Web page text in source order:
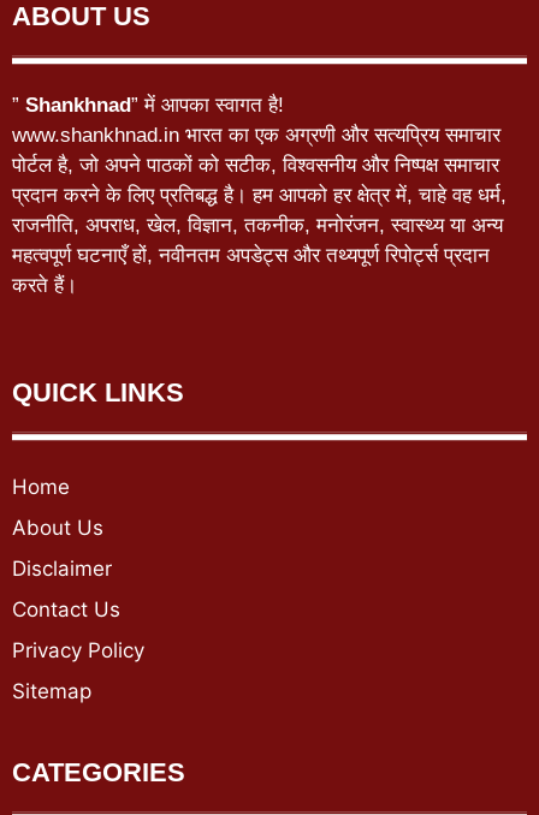
ABOUT US
” Shankhnad” में आपका स्वागत है!
www.shankhnad.in भारत का एक अग्रणी और सत्यप्रिय समाचार
पोर्टल है, जो अपने पाठकों को सटीक, विश्वसनीय और निष्पक्ष समाचार
प्रदान करने के लिए प्रतिबद्ध है। हम आपको हर क्षेत्र में, चाहे वह धर्म,
राजनीति, अपराध, खेल, विज्ञान, तकनीक, मनोरंजन, स्वास्थ्य या अन्य
महत्वपूर्ण घटनाएँ हों, नवीनतम अपडेट्स और तथ्यपूर्ण रिपोर्ट्स प्रदान
करते हैं।
QUICK LINKS
Home
About Us
Disclaimer
Contact Us
Privacy Policy
Sitemap
CATEGORIES